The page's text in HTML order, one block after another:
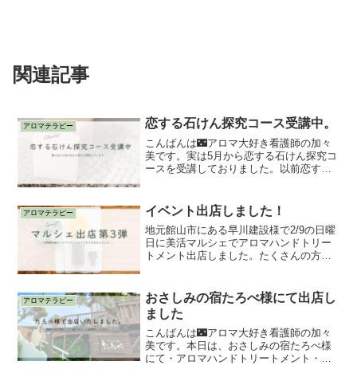
関連記事
アロマテラピー 恋する石けん探究コース受講中。
こんばんは🌃アロマ大好き看護師の加々
美です。実は5月から恋する石けん探究コ
ースを受講しておりました。以前恋する
でき、今に至ります。入門コースで学ん
だことをもっと深め...
アロマテラピー イベント出店しました！
地元館山市にある早川建設様で2/9の日曜
日に美活マルシェでアロマハンドトリー
トメント出店しました。たくさんの方に
を流されたり、たくさんの学びがありま
した。これから更に学び...
アロマテラピー
おさしみの宿たろべ様にて出店し
ました
こんばんは🌃アロマ大好き看護師の加々
美です。本日は、おさしみの宿たろべ様
にて・アロマハンドトリートメント・バ